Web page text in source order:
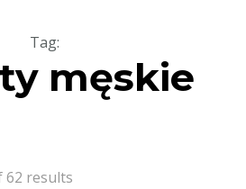
Tag:
męskie
62 results